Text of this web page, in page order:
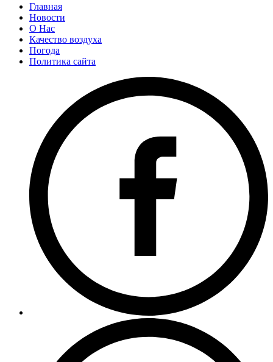
Главная
Новости
О Нас
Качество воздуха
Погода
Политика сайта